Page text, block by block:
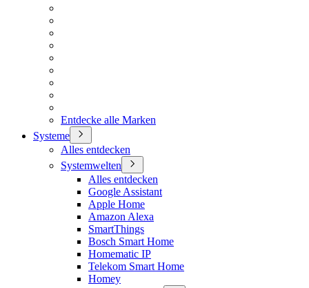
Entdecke alle Marken
Systeme
Alles entdecken
Systemwelten
Alles entdecken
Google Assistant
Apple Home
Amazon Alexa
SmartThings
Bosch Smart Home
Homematic IP
Telekom Smart Home
Homey